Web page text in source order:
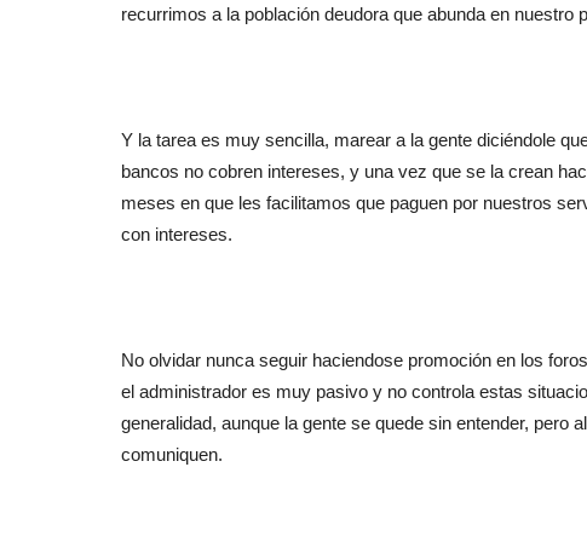
recurrimos a la población deudora que abunda en
Y la tarea es muy sencilla, marear a la gente diciéndole
bancos no cobren intereses, y una vez que se la crean
meses en que les facilitamos que paguen por nuestros
con intereses.
No olvidar nunca seguir haciendose promoción en los
el administrador es muy pasivo y no controla estas
generalidad, aunque la gente se quede sin entender, pero
comuniquen.